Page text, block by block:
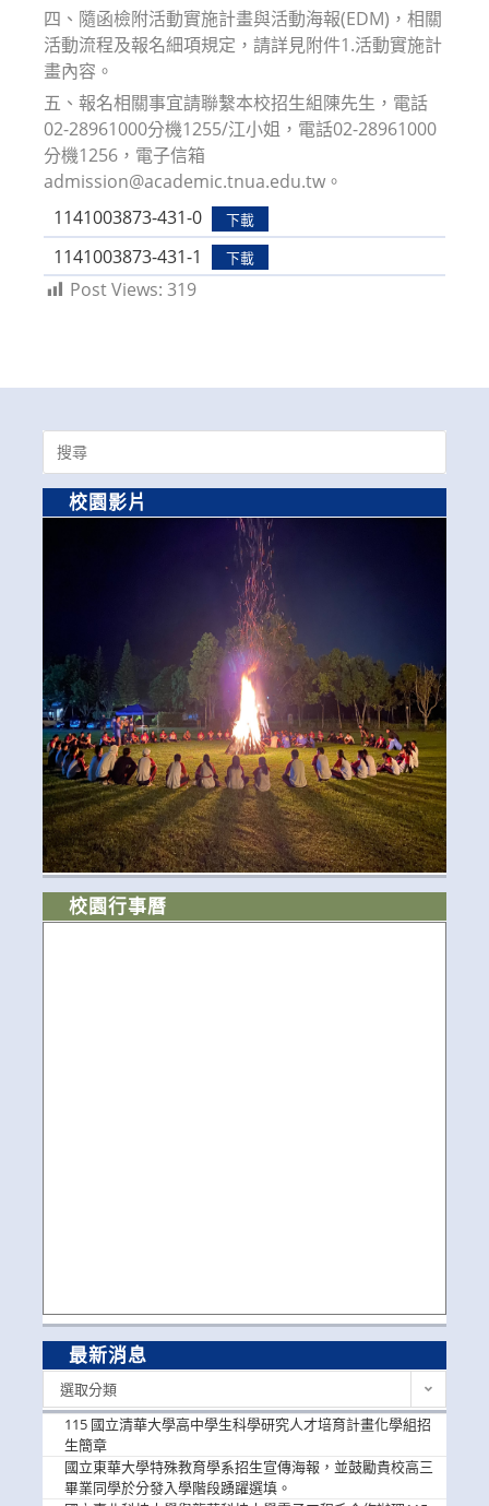
四、隨函檢附活動實施計畫與活動海報(EDM)，相關
活動流程及報名細項規定，請詳見附件1.活動實施計
畫內容。
五、報名相關事宜請聯繫本校招生組陳先生，電話
02-28961000分機1255/江小姐，電話02-28961000
分機1256，電子信箱
admission@academic.tnua.edu.tw。
1141003873-431-0
下載
1141003873-431-1 下載
Post Views: 319
Search
for:
校園影片
校園行事曆
最新消息
選取分類
115 國立清華大學高中學生科學研究人才培育計畫化學組招
生簡章
國立東華大學特殊教育學系招生宣傳海報，並鼓勵貴校高三
畢業同學於分發入學階段踴躍選填。